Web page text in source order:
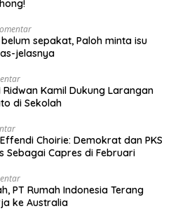
sepakat, Paloh minta isu
jelasnya
Ridwan Kamil Dukung Larangan
di Sekolah
Choirie: Demokrat dan PKS
Sebagai Capres di Februari
PT Rumah Indonesia Terang
ke Australia